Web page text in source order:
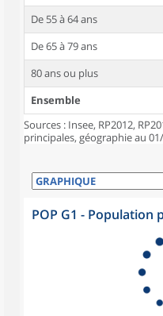
De 55 à 64 ans
De 65 à 79 ans
80 ans ou plus
Ensemble
Sources : Insee, RP2012,
principales, géographie au
POP G1 - Population